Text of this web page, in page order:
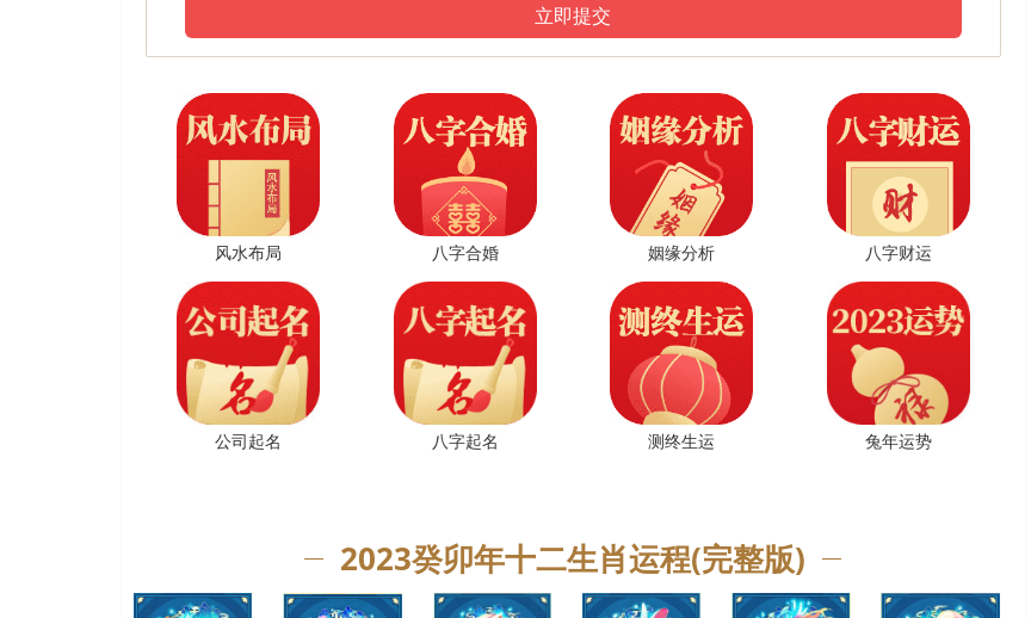
那么高，让人感到十分沮丧。
属兔的性格
属兔的人外表看起来柔柔弱弱，但其实一直在小心保护着自己，心里打着微妙的小算盘。在生活中，属兔人会不惜一
切代价避免被卷入冲突，当察觉到危险时，他们会迅速反应过来，采取适当的措施来保护自己的利益。属兔人习惯于依靠
自己的判断行事，对于自己的生存能力十分自信。属兔的人性格安静内向，讲文明讲礼貌，举止端庄稳重，是一个很有修
养的人。为人处世往往落落大方，文质彬彬，不喜欢兴风作浪，而且有自己的追求和理想。对于自己的亲朋好友，他们会
本文链接：www.qinyangming.net/liunianyunshi/16379.html
立即提交
风水布局 八字合婚 姻缘分析 八字财运
公司起名 八字起名 测终生运 兔年运势
2023癸卯年十二生肖运程(完整版)